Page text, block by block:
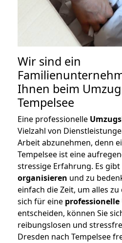
Wir sind ein
Ihnen beim
Tempelsee
Eine professionelle
Vielzahl von
Arbeit abzunehmen, denn
Tempelsee ist eine
stressige Erfahrung. Es gibt
organisieren und zu
einfach die Zeit, um alles
sich für eine
entscheiden, können Sie
reibungslosen und
Dresden nach Tempelsee